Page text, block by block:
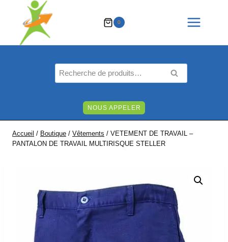
contenu
0
Recherche
pour :
RECHERCHE
NOUS APPELER
Accueil / Boutique / Vêtements / VETEMENT DE TRAVAIL –
PANTALON DE TRAVAIL MULTIRISQUE STELLER